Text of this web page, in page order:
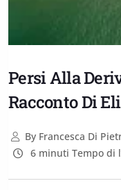
Persi Alla
Racconto Di
ByFrancesca Di
6 minuti Tempo di